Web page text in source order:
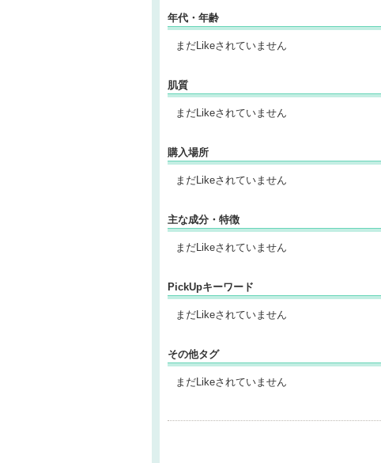
年代・年齢
まだLikeされていません
肌質
まだLikeされていません
購入場所
まだLikeされていません
主な成分・特徴
まだLikeされていません
PickUpキーワード
まだLikeされていません
その他タグ
まだLikeされていません